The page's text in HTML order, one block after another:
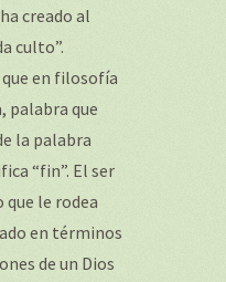
creado al
culto”.
que en filosofía
palabra que
la palabra
“fin”. El ser
le rodea
en términos
de un Dios